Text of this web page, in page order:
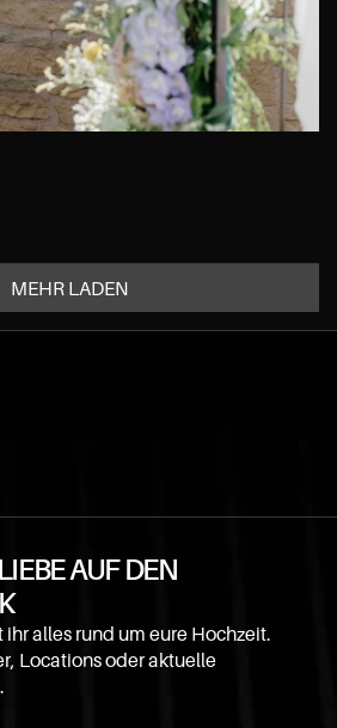
MEHR LADEN
AUF DEN
alles rund um eure Hochzeit.
Locations oder aktuelle